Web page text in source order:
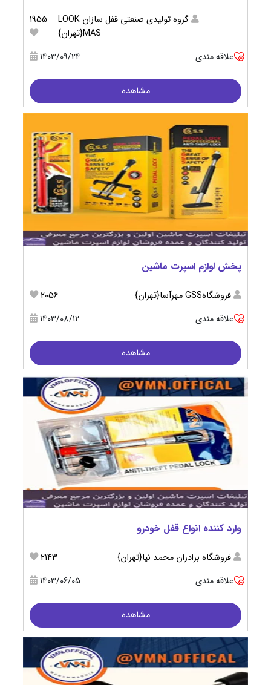
گروه تولیدی صنعتی قفل سازان LOOK
MAS{تهران}
1955
علاقه مندی 1403/09/24
مشاهده
پخش لوازم اسپرت ماشین
فروشگاهGSS مهرآسا{تهران}
2056
علاقه مندی
1403/08/12
مشاهده
وارد کننده انواع قفل خودرو
فروشگاه برادران محمد نیا{تهران}
2143
علاقه مندی
1403/06/05
مشاهده